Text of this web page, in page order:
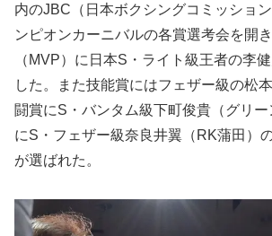
内のJBC（日本ボクシングコミッショ
ンピオンカーニバルの各賞選考会を開
（MVP）に日本S・ライト級王者の李
した。また技能賞にはフェザー級の松
闘賞にS・バンタム級下町俊貴（グリ
にS・フェザー級奈良井翼（RK蒲田）
が選ばれた。